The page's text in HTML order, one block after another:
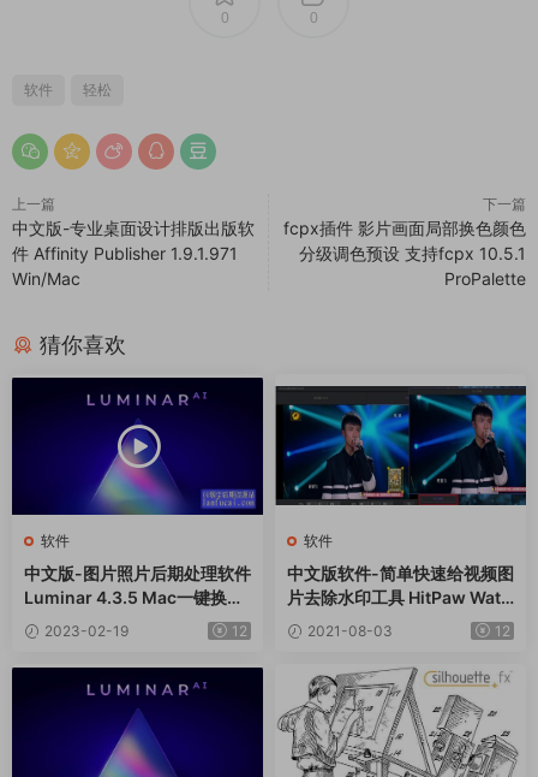
0 0
软件 轻松
上一篇
中文版-专业桌面设计排版出版软
件 Affinity Publisher 1.9.1.971
Win/Mac
下一篇
fcpx插件 影片画面局部换色颜色
分级调色预设 支持fcpx 10.5.1
ProPalette
猜你喜欢
软件
中文版-图片照片后期处理软件
Luminar 4.3.5 Mac一键换天
神器2023-02-19 12
软件
中文版软件-简单快速给视频图
片去除水印工具 HitPaw Wate
rmark Remover 1.2.1.1 Win
2021-08-03 12